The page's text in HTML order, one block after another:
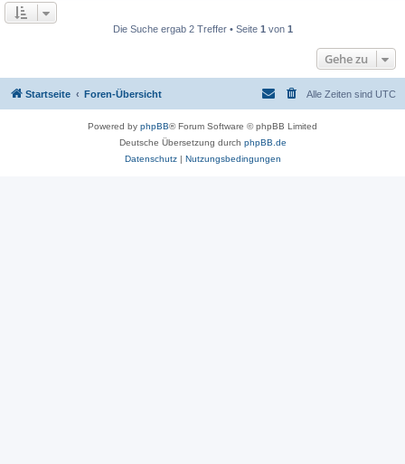
Die Suche ergab 2 Treffer • Seite 1 von 1
Gehe zu
Startseite Foren-Übersicht Alle Zeiten sind UTC
Powered by phpBB® Forum Software © phpBB Limited
Deutsche Übersetzung durch phpBB.de
Datenschutz| Nutzungsbedingungen